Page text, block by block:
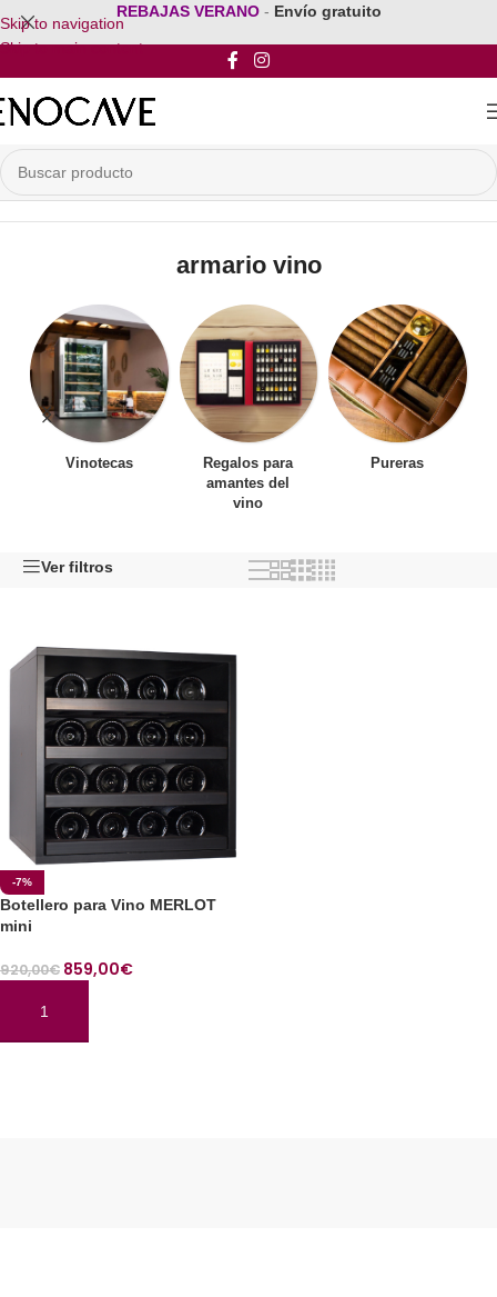
Skip to navigation
Skip to main content
REBAJAS VERANO - Envío gratuito
Inicio/Productos etiquetados “armario vino”
armario vino
Vinotecas
Regalos para
amantes del
vino
Pureras
Ver filtros
-7%
Botellero para Vino MERLOT
mini
920,00€ 859,00€
AÑADIR AL CARRITO